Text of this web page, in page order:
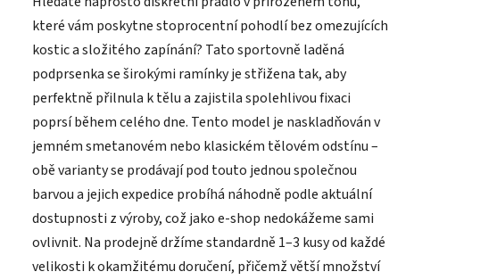
z
5
hvězdiček.
které vám poskytne stoprocentní pohodlí bez omezujících
kostic a složitého zapínání? Tato sportovně laděná
podprsenka se širokými ramínky je střižena tak, aby
perfektně přilnula k tělu a zajistila spolehlivou fixaci
poprsí během celého dne. Tento model je naskladňován v
jemném smetanovém nebo klasickém tělovém odstínu –
obě varianty se prodávají pod touto jednou společnou
barvou a jejich expedice probíhá náhodně podle aktuální
dostupnosti z výroby, což jako e-shop nedokážeme sami
ovlivnit. Na prodejně držíme standardně 1–3 kusy od každé
velikosti k okamžitému doručení, přičemž větší množství